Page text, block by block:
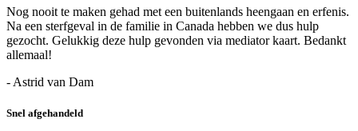
Nog nooit te maken gehad met een buitenlands heengaan en erfenis.
Na een sterfgeval in de familie in Canada hebben we dus hulp
gezocht. Gelukkig deze hulp gevonden via mediator kaart. Bedankt
allemaal!
- Astrid van Dam
Snel afgehandeld